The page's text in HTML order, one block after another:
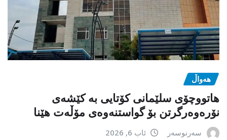
هەواڵ
هاتووچۆی سلێمانی کۆتایی بە کێشەی
نۆرەوەرگرتن بۆ گواستنەوەی مۆڵەت هێنا
سەرنوسەر ئاب 6, 2026